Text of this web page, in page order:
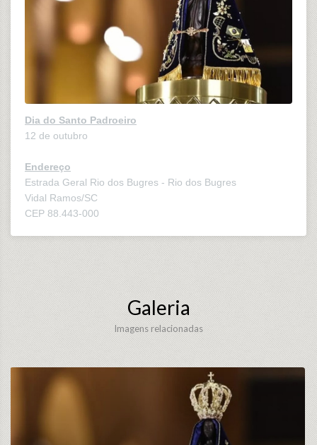
Dia do Santo Padroeiro
12 de outubro
Endereço
Estrada Geral Rio dos Bugres - Rio dos Bugres
Vidal Ramos/SC
CEP 88.443-000
Galeria
Imagens relacionadas